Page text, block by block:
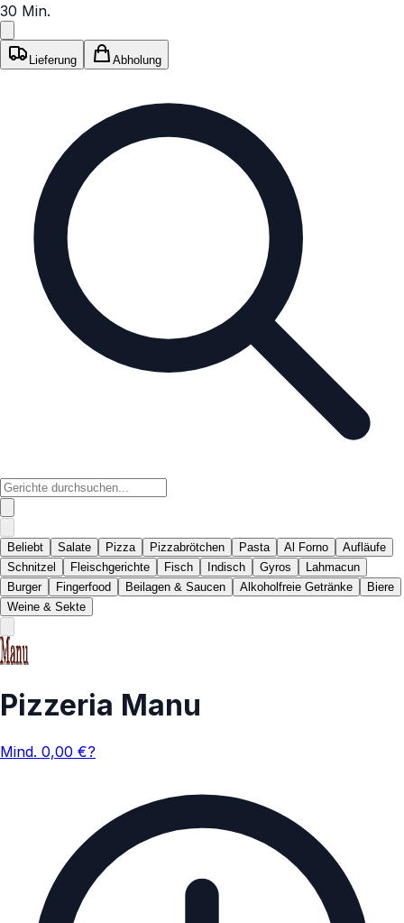
30 Min.
Lieferung Abholung
Beliebt Salate Pizza Pizzabrötchen Pasta Al Forno
Aufläufe
Schnitzel
Fleischgerichte Fisch Indisch Gyros
Lahmacun
Burger
Fingerfood Beilagen & Saucen Alkoholfreie Getränke
Biere
Weine & Sekte
Pizzeria Manu
Mind. 0,00 €?